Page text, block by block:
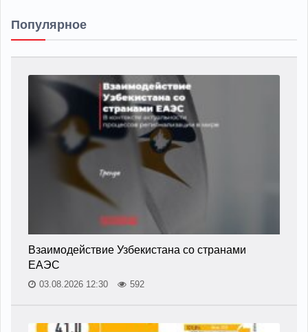
Популярное
Взаимодействие Узбекистана со странами
ЕАЭС
03.08.2026 12:30 592